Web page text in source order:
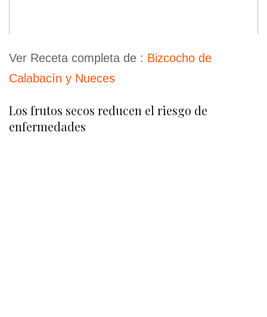
Ver Receta completa de : Bizcocho de
Calabacín y Nueces
Los frutos secos reducen el riesgo de
enfermedades